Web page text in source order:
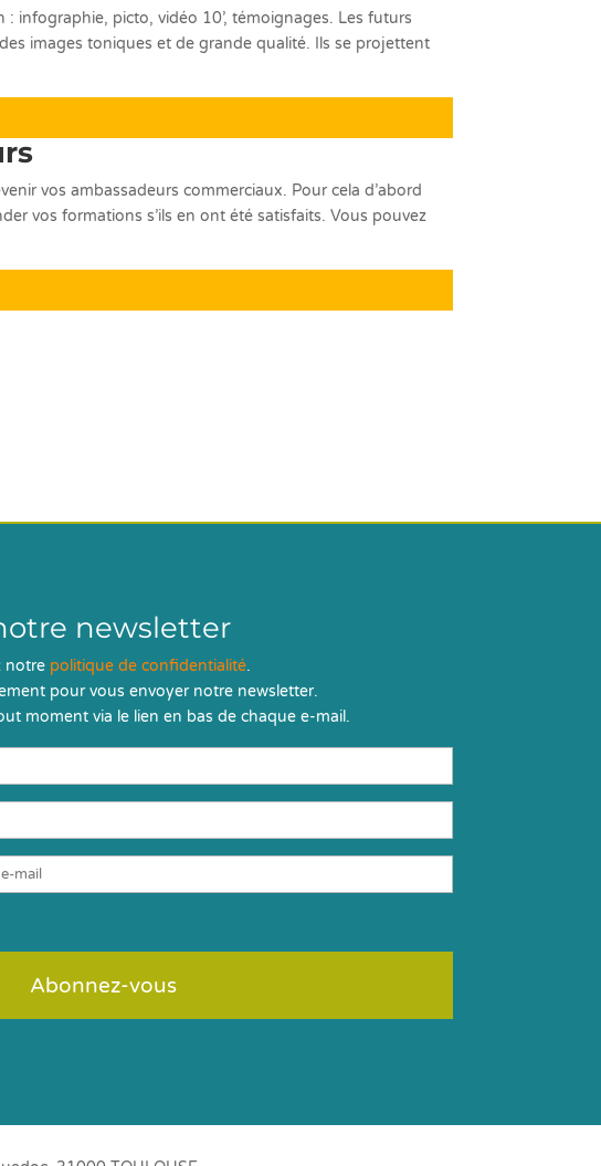
infographie, picto, vidéo 10’, témoignages. Les futurs
images toniques et de grande qualité. Ils se projettent
vos ambassadeurs commerciaux. Pour cela d’abord
vos formations s’ils en ont été satisfaits. Vous pouvez
newsletter
notre politique de confidentialité.
pour vous envoyer notre newsletter.
moment via le lien en bas de chaque e-mail.